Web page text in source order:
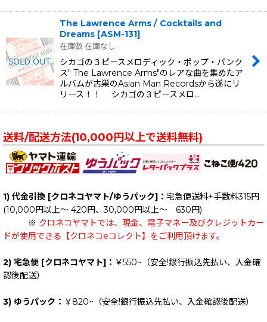
The Lawrence Arms / Cocktails and
Dreams [ASM-131]
在庫数 在庫なし
シカゴの３ピースメロディック・ポップ・パンク
ス" The Lawrence Arms"のレアな曲を集めたア
ルバムが古巣のAsian Man Recordsから遂にリ
リース！！ シカゴの３ピースメロ…
送料/配送方法(10,000円以上で送料無料)
1) 代金引換 [クロネコヤマト/ゆうパック]： 宅急便送料+手数料315円
(10,000円以上～ 420円、30,000円以上～ 630円)
※ クロネコヤマトでは、現金、電子マネー及びクレジットカー
ドが使用できる【クロネコeコレクト】をご利用頂けます。
2) 宅急便 [クロネコヤマト]： ￥550~（安全!銀行振込先払い、入金確
認後配送）
3) ゆうパック： ￥820~（安全!銀行振込先払い、入金確認後配送）